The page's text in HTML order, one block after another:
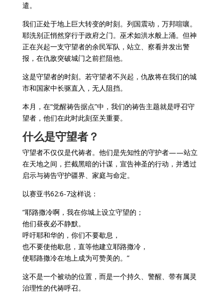
遣。
我们正处于地上巨大转变的时刻。列国震动，万邦喧嚷。
耶洗别正悄然穿行于政府之门。巫术如洪水般上涌。但神
正在兴起一支守望者的余民军队，站立、察看并发出警
报，在仇敌突破城门之前拦阻他。
这是守望者的时刻。若守望者不兴起，仇敌将在我们的城
市和国家中长驱直入，无人阻挡。
本月，在“觉醒祷告据点”中，我们的祷告主题就是呼召守
望者，他们在此时此刻至关重要。
什么是守望者？
守望者不仅仅是代祷者。他们是先知性的守护者——站立
在天地之间，拦截黑暗的计谋，宣告神圣的行动，并透过
启示与祷告守护疆界、家庭与命定。
以赛亚书62:6-7这样说：
“耶路撒冷啊，我在你城上设立守望的；
他们昼夜必不静默。
呼吁耶和华的，你们不要歇息，
也不要使他歇息，直等他建立耶路撒冷，
使耶路撒冷在地上成为可赞美的。”
这不是一个被动的位置，而是一个持久、警醒、带有属灵
治理性的代祷呼召。